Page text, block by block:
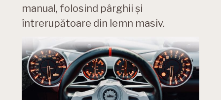
manual, folosind pârghii și
întrerupătoare din lemn masiv.